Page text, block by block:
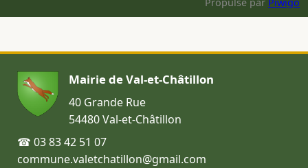
Mairie de Val-et-Châtillon
40 Grande Rue
54480 Val-et-Châtillon
☎ 03 83 42 51 07
commune.valetchatillon@gmail.com